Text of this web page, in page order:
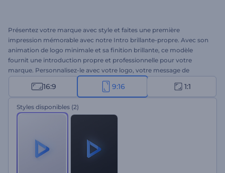
Présentez votre marque avec style et faites une première
impression mémorable avec notre Intro brillante-propre. Avec son
animation de logo minimale et sa finition brillante, ce modèle
fournit une introduction propre et professionnelle pour votre
marque. Personnalisez-le avec votre logo, votre message de
marque et une musique de fond pour créer une intro simple mais
percutante. Parfait pour les promotions d'entreprise, les
introductions de produits, les ouvertures de présentations, les
intros ou outros de chaînes, et bien d'autres projets. Créez dès
16:9 9:16 1:1
Styles disponibles (2)